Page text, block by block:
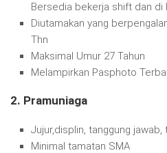
Bersedia bekerja shift dan di
Diutamakan yang
Thn
Maksimal Umur 27 Tahun
Melampirkan Pasphoto
2. Pramuniaga
Jujur,displin, tanggung
Minimal tamatan SMA